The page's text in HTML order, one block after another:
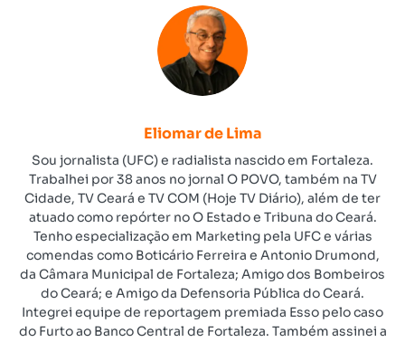
Eliomar de Lima
Sou jornalista (UFC) e radialista nascido em Fortaleza.
Trabalhei por 38 anos no jornal O POVO, também na TV
Cidade, TV Ceará e TV COM (Hoje TV Diário), além de ter
atuado como repórter no O Estado e Tribuna do Ceará.
Tenho especialização em Marketing pela UFC e várias
comendas como Boticário Ferreira e Antonio Drumond,
da Câmara Municipal de Fortaleza; Amigo dos Bombeiros
do Ceará; e Amigo da Defensoria Pública do Ceará.
Integrei equipe de reportagem premiada Esso pelo caso
do Furto ao Banco Central de Fortaleza. Também assinei a